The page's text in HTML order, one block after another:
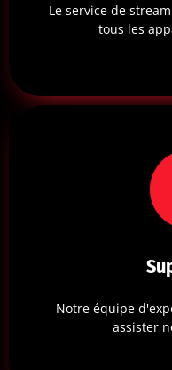
Le service de
tous les
Notre équipe
assister